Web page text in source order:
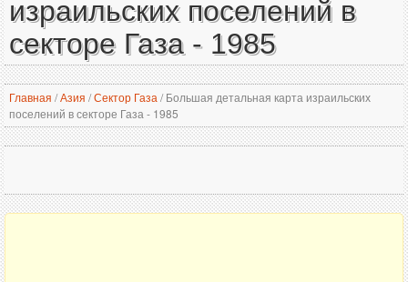
израильских поселений в
секторе Газа - 1985
Главная /Азия /Сектор Газа /Большая детальная карта израильских
поселений в секторе Газа - 1985